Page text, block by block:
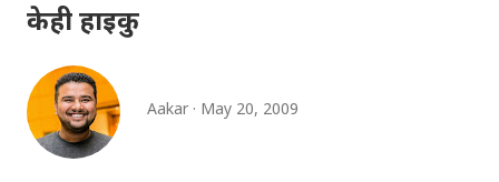
केही हाइकु
Aakar May 20, 2009